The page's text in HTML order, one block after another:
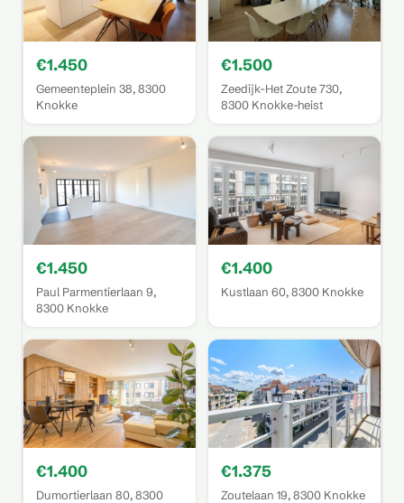
€1.450
Gemeenteplein 38, 8300
Knokke
€1.500
Zeedijk-Het Zoute 730,
8300 Knokke-heist
€1.450
Paul Parmentierlaan 9,
8300 Knokke
€1.400
Kustlaan 60, 8300 Knokke
€1.400
Dumortierlaan 80, 8300
€1.375
Zoutelaan 19, 8300 Knokke